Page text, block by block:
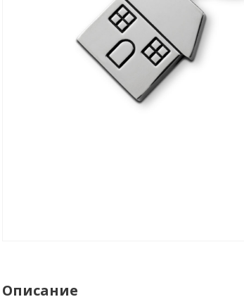
Описание